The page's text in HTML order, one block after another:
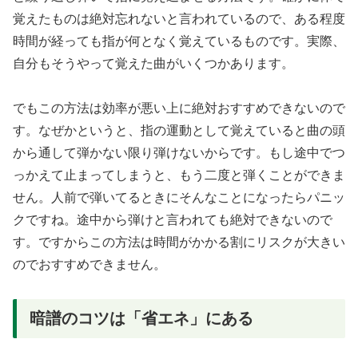
覚えたものは絶対忘れないと言われているので、ある程度
時間が経っても指が何となく覚えているものです。実際、
自分もそうやって覚えた曲がいくつかあります。
でもこの方法は効率が悪い上に絶対おすすめできないので
す。なぜかというと、指の運動として覚えていると曲の頭
から通して弾かない限り弾けないからです。もし途中でつ
っかえて止まってしまうと、もう二度と弾くことができま
せん。人前で弾いてるときにそんなことになったらパニッ
クですね。途中から弾けと言われても絶対できないので
す。ですからこの方法は時間がかかる割にリスクが大きい
のでおすすめできません。
暗譜のコツは「省エネ」にある